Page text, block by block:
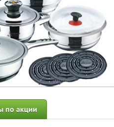
по акции